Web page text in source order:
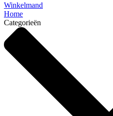
Winkelmand
Home
Categorieën